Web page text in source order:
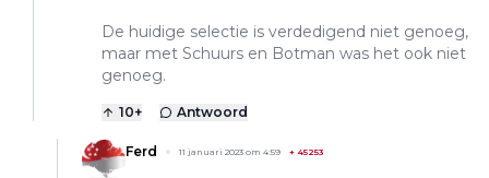
De huidige selectie is verdedigend niet genoeg,
maar met Schuurs en Botman was het ook niet
genoeg.
10+ Antwoord
Ferd 11 januari 2023 om 4:59 + 45253